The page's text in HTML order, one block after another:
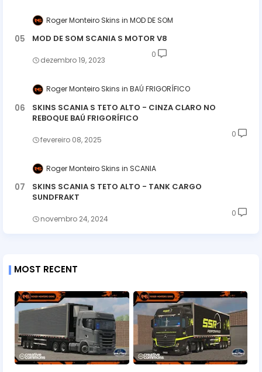
Roger Monteiro Skins MOD DE SOM
MOD DE SOM SCANIA S MOTOR V8
dezembro 19, 2023
0
Roger Monteiro Skins BAÚ FRIGORÍFICO
SKINS SCANIA S TETO ALTO - CINZA CLARO NO
REBOQUE BAÚ FRIGORÍFICO
fevereiro 08, 2025
0
Roger Monteiro Skins SCANIA
SKINS SCANIA S TETO ALTO - TANK CARGO
SUNDFRAKT
novembro 24, 2024
0
MOST RECENT